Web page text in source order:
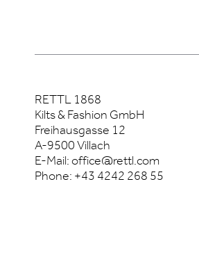
RETTL 1868
Kilts & Fashion GmbH
Freihausgasse 12
A-9500 Villach
E-Mail:office@rettl.com
Phone: +43 4242 268 55